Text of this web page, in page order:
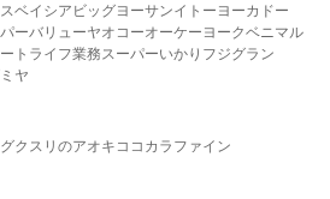
ベイシア ビッグヨーサンイトーヨーカドー
ーバリューヤオコーオーケー ヨークベニマル
ト ライフ業務スーパーいかり フジグラン
ヤ
クスリのアオキ ココカラファイン